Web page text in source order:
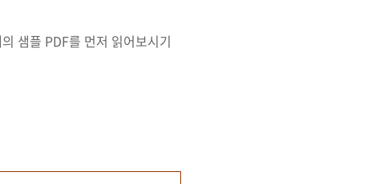
샘플 PDF를 먼저 읽어보시기